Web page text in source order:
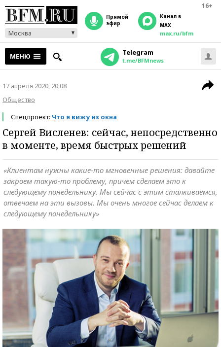
16+
Москва
прямой
эфир
Канал в
MAX
max.ru/bfm
МЕНЮ Telegram
t.me/BFMnews
17 апреля 2020, 20:08
Общество
Спецпроект: Что я вижу из окна
Сергей Висленев: сейчас, непосредственно
в моменте, время быстрых решений
«Клиентам нужны какие-то мгновенные решения: давайте
закроем такую-то проблему, причем сделаем это к
следующему понедельнику. Мы сейчас с этим сталкиваемся,
отвечаем на эти вызовы. Мы очень многое сейчас делаем к
следующему понедельнику»